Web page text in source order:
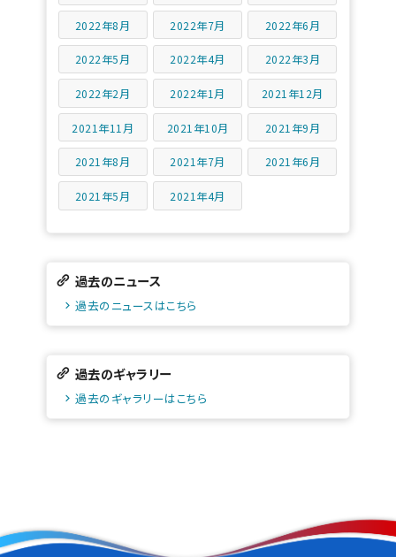
2022年8月 2022年7月 2022年6月
2022年5月 2022年4月 2022年3月
2022年2月 2022年1月 2021年12月
2021年11月 2021年10月 2021年9月
2021年8月 2021年7月 2021年6月
2021年5月 2021年4月
過去のニュース
過去のニュースはこちら
過去のギャラリー
過去のギャラリーはこちら